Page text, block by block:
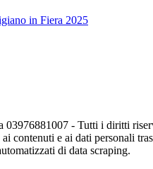
in Fiera 2025
- Tutti i diritti
ai contenuti e ai dati personali
di data scraping.